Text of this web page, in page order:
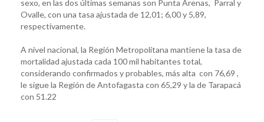
sexo, en las dos últimas semanas son Punta Arenas, Parral y
Ovalle, con una tasa ajustada de 12,01; 6,00 y 5,89,
respectivamente.
A nivel nacional, la Región Metropolitana mantiene la tasa de
mortalidad ajustada cada 100 mil habitantes total,
considerando confirmados y probables, más alta con 76,69 ,
le sigue la Región de Antofagasta con 65,29 y la de Tarapacá
con 51.22